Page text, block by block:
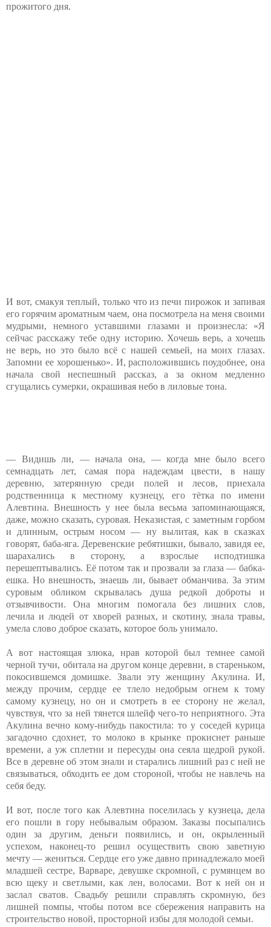
прожитого дня.
И вот, смакуя теплый, только что из печи пирожок и запивая
его горячим ароматным чаем, она посмотрела на меня своими
мудрыми, немного уставшими глазами и произнесла: «Я
сейчас расскажу тебе одну историю. Хочешь верь, а хочешь
не верь, но это было всё с нашей семьей, на моих глазах.
Запомни ее хорошенько». И, расположившись поудобнее, она
начала свой неспешный рассказ, а за окном медленно
сгущались сумерки, окрашивая небо в лиловые тона.
— Видишь ли, — начала она, — когда мне было всего
семнадцать лет, самая пора надеждам цвести, в нашу
деревню, затерянную среди полей и лесов, приехала
родственница к местному кузнецу, его тётка по имени
Алевтина. Внешность у нее была весьма запоминающаяся,
даже, можно сказать, суровая. Неказистая, с заметным горбом
и длинным, острым носом — ну вылитая, как в сказках
говорят, баба-яга. Деревенские ребятишки, бывало, завидя ее,
шарахались в сторону, а взрослые исподтишка
перешептывались. Её потом так и прозвали за глаза — бабка-
ешка. Но внешность, знаешь ли, бывает обманчива. За этим
суровым обликом скрывалась душа редкой доброты и
отзывчивости. Она многим помогала без лишних слов,
лечила и людей от хворей разных, и скотину, знала травы,
умела слово доброе сказать, которое боль унимало.
А вот настоящая злюка, нрав которой был темнее самой
черной тучи, обитала на другом конце деревни, в стареньком,
покосившемся домишке. Звали эту женщину Акулина. И,
между прочим, сердце ее тлело недобрым огнем к тому
самому кузнецу, но он и смотреть в ее сторону не желал,
чувствуя, что за ней тянется шлейф чего-то неприятного. Эта
Акулина вечно кому-нибудь пакостила: то у соседей курица
загадочно сдохнет, то молоко в крынке прокиснет раньше
времени, а уж сплетни и пересуды она сеяла щедрой рукой.
Все в деревне об этом знали и старались лишний раз с ней не
связываться, обходить ее дом стороной, чтобы не навлечь на
себя беду.
И вот, после того как Алевтина поселилась у кузнеца, дела
его пошли в гору небывалым образом. Заказы посыпались
один за другим, деньги появились, и он, окрыленный
успехом, наконец-то решил осуществить свою заветную
мечту — жениться. Сердце его уже давно принадлежало моей
младшей сестре, Варваре, девушке скромной, с румянцем во
всю щеку и светлыми, как лен, волосами. Вот к ней он и
заслал сватов. Свадьбу решили справлять скромную, без
лишней помпы, чтобы потом все сбережения направить на
строительство новой, просторной избы для молодой семьи.